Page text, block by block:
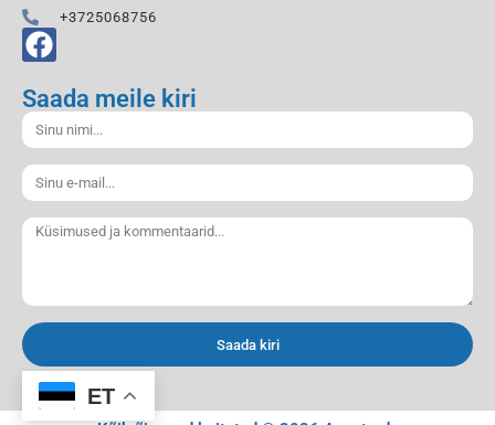
+3725068756
Saada meile kiri
Saada kiri
ET